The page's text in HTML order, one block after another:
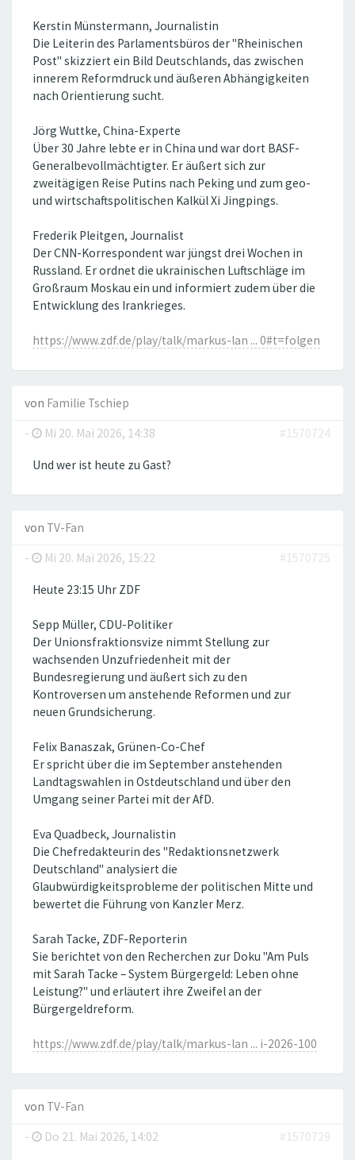
Kerstin Münstermann, Journalistin
Die Leiterin des Parlamentsbüros der "Rheinischen
Post" skizziert ein Bild Deutschlands, das zwischen
innerem Reformdruck und äußeren Abhängigkeiten
nach Orientierung sucht.
Jörg Wuttke, China-Experte
Über 30 Jahre lebte er in China und war dort BASF-
Generalbevollmächtigter. Er äußert sich zur
zweitägigen Reise Putins nach Peking und zum geo-
und wirtschaftspolitischen Kalkül Xi Jingpings.
Frederik Pleitgen, Journalist
Der CNN-Korrespondent war jüngst drei Wochen in
Russland. Er ordnet die ukrainischen Luftschläge im
Großraum Moskau ein und informiert zudem über die
Entwicklung des Irankrieges.
https://www.zdf.de/play/talk/markus-lan ... 0#t=folgen
von Familie Tschiep
-
Mi 20. Mai 2026, 14:38 #1570724
Und wer ist heute zu Gast?
von TV-Fan
-
Mi 20. Mai 2026, 15:22 #1570725
Heute 23:15 Uhr ZDF
Sepp Müller, CDU-Politiker
Der Unionsfraktionsvize nimmt Stellung zur
wachsenden Unzufriedenheit mit der
Bundesregierung und äußert sich zu den
Kontroversen um anstehende Reformen und zur
neuen Grundsicherung.
Felix Banaszak, Grünen-Co-Chef
Er spricht über die im September anstehenden
Landtagswahlen in Ostdeutschland und über den
Umgang seiner Partei mit der AfD.
Eva Quadbeck, Journalistin
Die Chefredakteurin des "Redaktionsnetzwerk
Deutschland" analysiert die
Glaubwürdigkeitsprobleme der politischen Mitte und
bewertet die Führung von Kanzler Merz.
Sarah Tacke, ZDF-Reporterin
Sie berichtet von den Recherchen zur Doku "Am Puls
mit Sarah Tacke – System Bürgergeld: Leben ohne
Leistung?" und erläutert ihre Zweifel an der
Bürgergeldreform.
https://www.zdf.de/play/talk/markus-lan ... i-2026-100
von TV-Fan
-
Do 21. Mai 2026, 14:02 #1570729